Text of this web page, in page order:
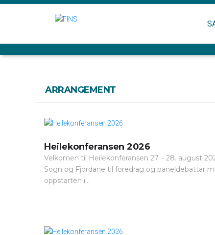
ARRANGEMENT
Heilekonferansen 2026
Velkomen til Heilekonferansen 27. - 28. august
Sogn og Fjordane til foredrag og paneldebattar
oppstarten i...